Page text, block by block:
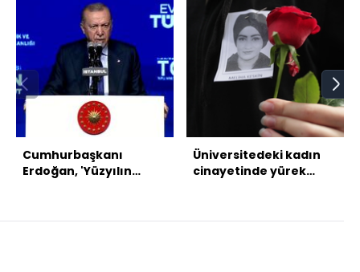
Cumhurbaşkanı
Erdoğan, 'Yüzyılın
Üniversitedeki kadın
cinayetinde yürek